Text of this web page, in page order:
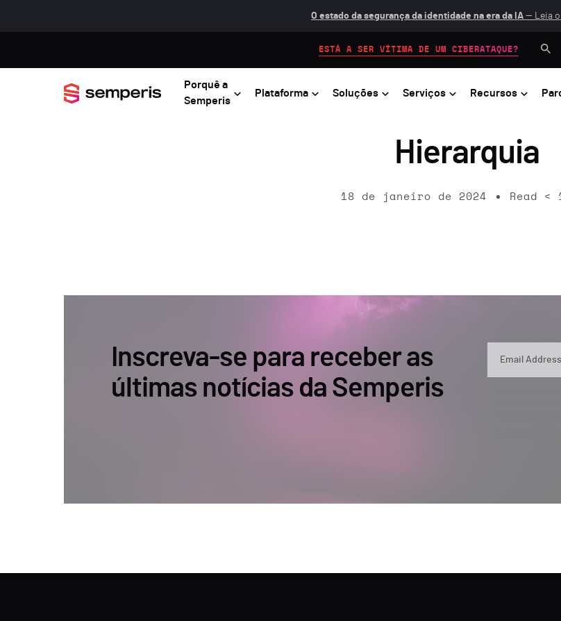
O estado da segurança da identidade na era da IA — Leia
Porquê a
Semperis
Plataforma Soluções Serviços Recursos
ESTÁ A SER VÍTIMA DE UM CIBERATAQUE?
Hierarquia
18 de janeiro de 2024 Read < 1
Inscreva-se para receber as
últimas notícias da Semperis